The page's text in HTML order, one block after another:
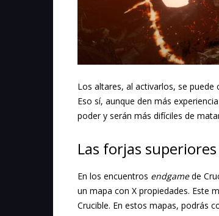
Los altares, al activarlos, se
Eso sí, aunque den más
poder y serán más difíciles de
Las forjas superiores
En los encuentros endgamede
un mapa con X propiedades. Este
Crucible. En estos mapas, podrás